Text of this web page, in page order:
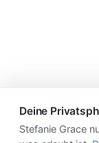
Deine
Stefanie Grace